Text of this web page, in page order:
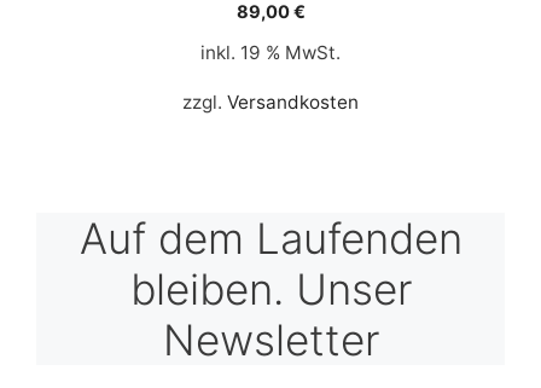
89,00€
inkl. 19 % MwSt.
zzgl. Versandkosten
Auf dem Laufenden
bleiben. Unser
Newsletter